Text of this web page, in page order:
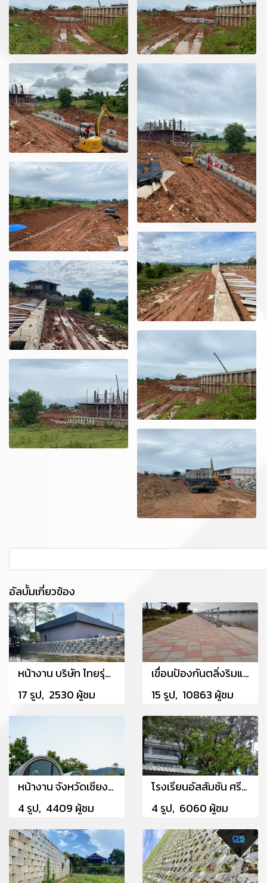
อัลบั้มเกี่ยวข้อง
หน้างาน บริษัท ไทยรุ่งโรจน์ ซีฟู้ด จำกัด อ.ศรีราชา จ.ชลบุรี
17 รูป, 2530 ผู้ชม
เขื่อนป้องกันตลิ่งริมแม่น้ำโขง อ.ศรีเชียงใหม่ จ.หนองคาย
15 รูป, 10863 ผู้ชม
หน้างาน จังหวัดเชียงราย
4 รูป, 4409 ผู้ชม
โรงเรียนอัสสัมชัน ศรีราชา
4 รูป, 6060 ผู้ชม